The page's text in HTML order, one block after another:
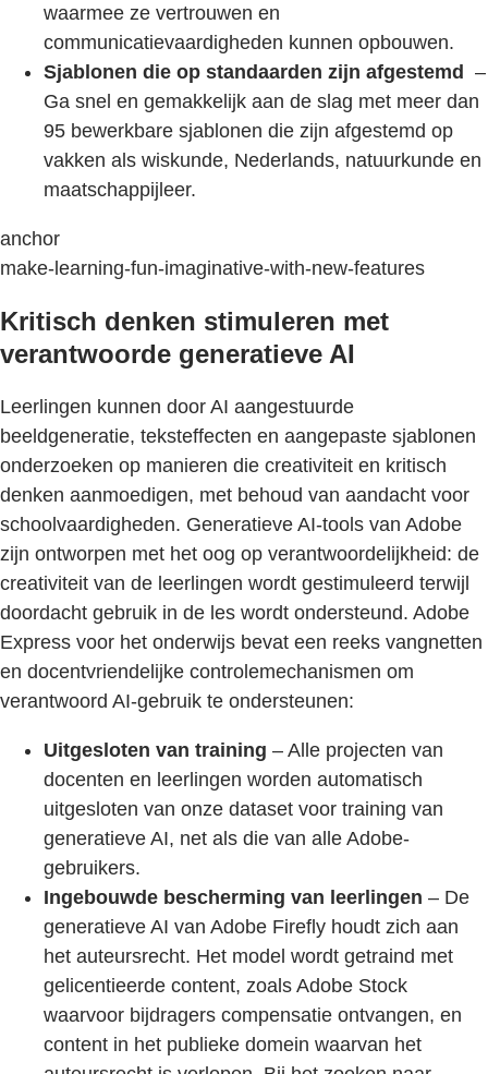
waarmee ze vertrouwen en
communicatievaardigheden kunnen opbouwen.
Sjablonen die op standaarden zijn afgestemd
–
Ga snel en gemakkelijk aan de slag met meer dan
95 bewerkbare sjablonen die zijn afgestemd op
vakken als wiskunde, Nederlands, natuurkunde en
maatschappijleer.
anchor
make-learning-fun-imaginative-with-new-features
Kritisch denken stimuleren met
verantwoorde generatieve AI
Leerlingen kunnen door AI aangestuurde
beeldgeneratie, teksteffecten en aangepaste sjablonen
onderzoeken op manieren die creativiteit en kritisch
denken aanmoedigen, met behoud van aandacht voor
schoolvaardigheden. Generatieve AI-tools van Adobe
zijn ontworpen met het oog op verantwoordelijkheid: de
creativiteit van de leerlingen wordt gestimuleerd terwijl
doordacht gebruik in de les wordt ondersteund. Adobe
Express voor het onderwijs bevat een reeks vangnetten
en docentvriendelijke controlemechanismen om
verantwoord AI-gebruik te ondersteunen:
Uitgesloten van training – Alle projecten van
docenten en leerlingen worden automatisch
uitgesloten van onze dataset voor training van
generatieve AI, net als die van alle Adobe-
gebruikers.
Ingebouwde bescherming van leerlingen – De
generatieve AI van Adobe Firefly houdt zich aan
het auteursrecht. Het model wordt getraind met
gelicentieerde content, zoals Adobe Stock
waarvoor bijdragers compensatie ontvangen, en
content in het publieke domein waarvan het